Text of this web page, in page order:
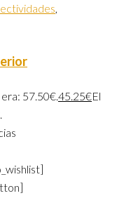
57.50€.45.25€El